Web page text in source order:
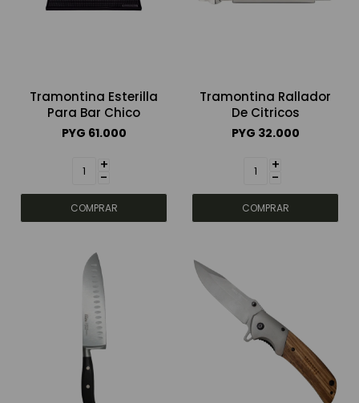
Tramontina Esterilla
Para Bar Chico
PYG 61.000
+
-
Tramontina Rallador
De Citricos
PYG 32.000
+
-